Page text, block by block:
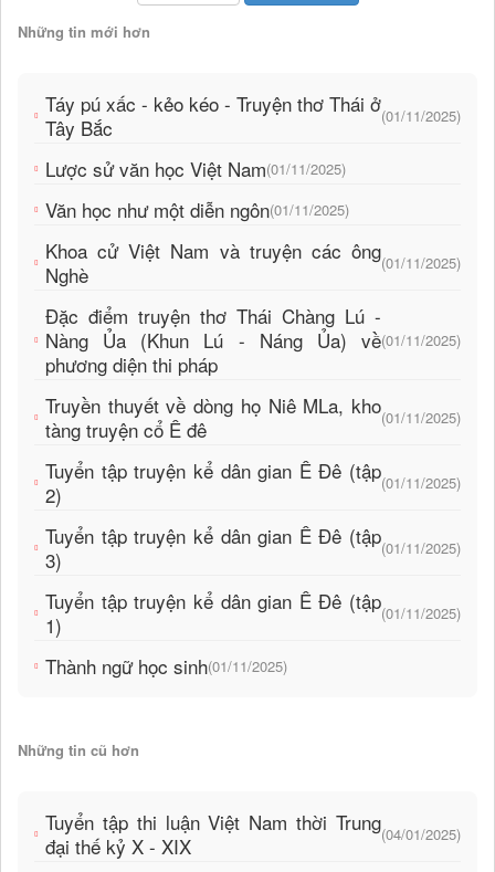
Những tin mới hơn
Táy pú xấc - kẻo kéo - Truyện thơ Thái ở
Tây Bắc
(01/11/2025)
Lược sử văn học Việt Nam(01/11/2025)
Văn học như một diễn ngôn(01/11/2025)
Khoa cử Việt Nam và truyện các ông
Nghè
(01/11/2025)
Đặc điểm truyện thơ Thái Chàng Lú -
Nàng Ủa (Khun Lú - Náng Ủa) về
phương diện thi pháp
(01/11/2025)
Truyền thuyết về dòng họ Niê MLa, kho
tàng truyện cổ Ê đê
(01/11/2025)
Tuyển tập truyện kể dân gian Ê Đê (tập
2)
(01/11/2025)
Tuyển tập truyện kể dân gian Ê Đê (tập
3)
(01/11/2025)
Tuyển tập truyện kể dân gian Ê Đê (tập
1)
(01/11/2025)
Thành ngữ học sinh(01/11/2025)
Những tin cũ hơn
Tuyển tập thi luận Việt Nam thời Trung
đại thế kỷ X - XIX
(04/01/2025)